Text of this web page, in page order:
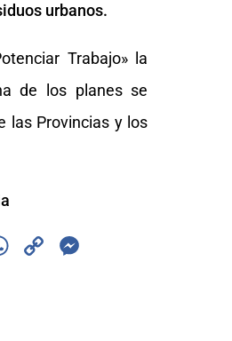
urbanos.
Trabajo» la
de los planes se
las Provincias y los
W
C